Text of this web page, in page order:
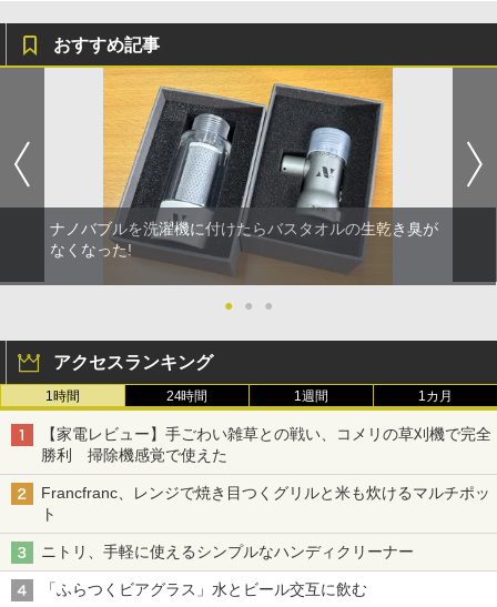
おすすめ記事
ナノバブルを洗濯機に付けたらバスタオルの生乾き臭が
なくなった!
● ● ●
アクセスランキング
1時間 24時間 1週間 1カ月
【家電レビュー】手ごわい雑草との戦い、コメリの草刈機で完全
勝利 掃除機感覚で使えた
Francfranc、レンジで焼き目つくグリルと米も炊けるマルチポッ
ト
ニトリ、手軽に使えるシンプルなハンディクリーナー
「ふらつくビアグラス」水とビール交互に飲む